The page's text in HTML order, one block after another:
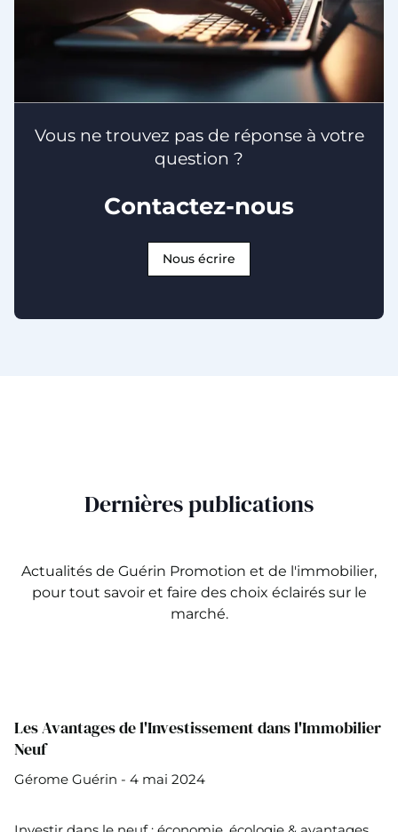
Vous ne trouvez pas de réponse à votre
question ?
Contactez-nous
Nous écrire
Dernières publications
Actualités de Guérin Promotion et de l'immobilier,
pour tout savoir et faire des choix éclairés sur le
marché.
Les Avantages de l'Investissement dans l'Immobilier
Neuf
Gérome Guérin - 4 mai 2024